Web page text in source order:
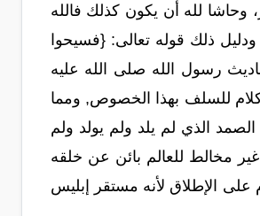
وحاشا لله أن يكون كذلك فالله
ذلك قوله تعالى: {فسيحوا
رسول الله صلى الله عليه
للسلف بهذا الخصوص, ومما
الذي لم يلد ولم يولد ولم
مخالط للعالم بائن عن خلقه
الإطلاق لأنه مستقر إبليس